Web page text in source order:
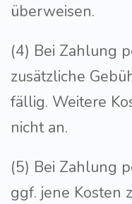
überweisen.
(4) Bei Zahlung
zusätzliche
fällig. Weitere
nicht an.
(5) Bei Zahlung
ggf. jene Kosten